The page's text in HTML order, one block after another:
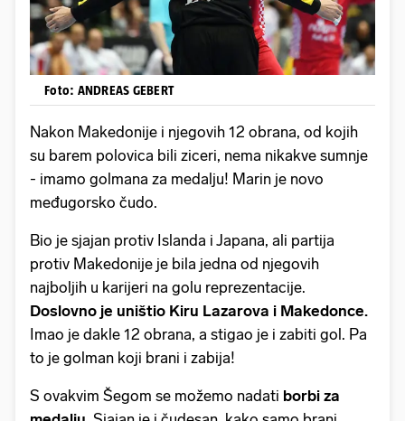
Foto: ANDREAS GEBERT
Nakon Makedonije i njegovih 12 obrana, od kojih
su barem polovica bili ziceri, nema nikakve sumnje
- imamo golmana za medalju! Marin je novo
međugorsko čudo.
Bio je sjajan protiv Islanda i Japana, ali partija
protiv Makedonije je bila jedna od njegovih
najboljih u karijeri na golu reprezentacije.
Doslovno je uništio Kiru Lazarova i Makedonce.
Imao je dakle 12 obrana, a stigao je i zabiti gol. Pa
to je golman koji brani i zabija!
S ovakvim Šegom se možemo nadati borbi za